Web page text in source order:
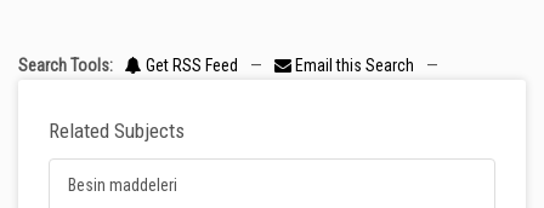
Search Tools: Get RSS Feed — Email this Search —
Related Subjects
Besin maddeleri